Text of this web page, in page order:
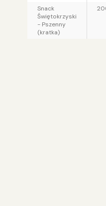
Snack
Świętokrzyski
- Pszenny
(kratka)